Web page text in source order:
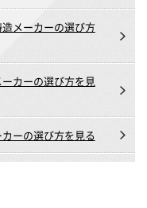
メーカーの選び方
カーの選び方を見
ーの選び方を見る